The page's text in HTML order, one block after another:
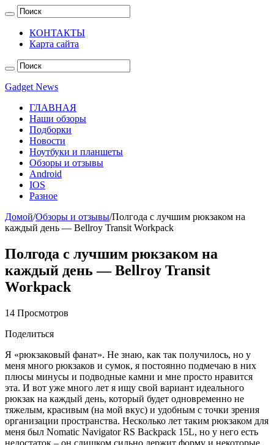
КОНТАКТЫ
Карта сайта
Gadget News
ГЛАВНАЯ
Наши обзоры
Подборки
Новости
Ноутбуки и планшеты
Обзоры и отзывы
Android
IOS
Разное
Домой/Обзоры и отзывы/Полгода с лучшим рюкзаком на
каждый день — Bellroy Transit Workpack
Полгода с лучшим рюкзаком на
каждый день — Bellroy Transit
Workpack
14 Просмотров
Поделиться
Я «рюкзаковый фанат». Не знаю, как так получилось, но у
меня много рюкзаков и сумок, я постоянно подмечаю в них
плюсы минусы и подводные камни и мне просто нравится
эта. И вот уже много лет я ищу свой вариант идеального
рюкзак на каждый день, который будет одновременно не
тяжелым, красивым (на мой вкус) и удобным с точки зрения
организации пространства. Несколько лет таким рюкзаком для
меня был Nomatic Navigator RS Backpack 15L, но у него есть
недостаток – он слишком сильно держит форму и некоторые